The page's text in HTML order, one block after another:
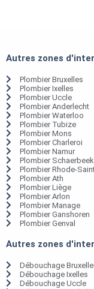
Autres zones
Plombier Bruxelles
Plombier Ixelles
Plombier Uccle
Plombier Anderlecht
Plombier Waterloo
Plombier Tubize
Plombier Mons
Plombier Charleroi
Plombier Namur
Plombier Schaerbeek
Plombier Rhode-
Plombier Ath
Plombier Liège
Plombier Arlon
Plombier Manage
Plombier Ganshoren
Plombier Genval
Autres zones
Débouchage
Débouchage Ixelles
Débouchage Uccle